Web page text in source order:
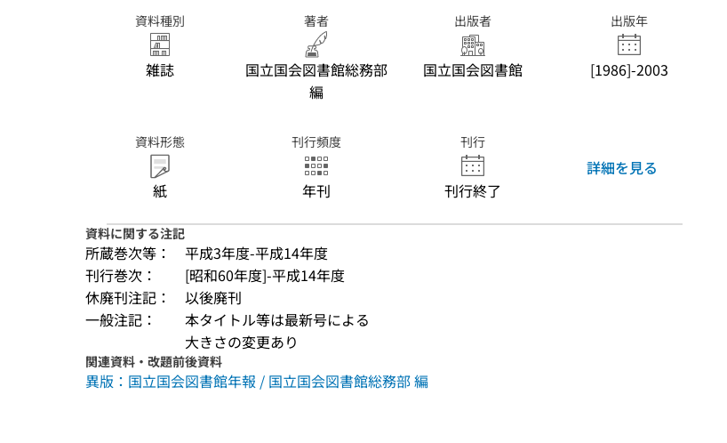
資料種別
雑誌
著者
国立国会図書館総務部
編
出版者
国立国会図書館
出版年
[1986]-2003
資料形態
紙
刊行頻度
年刊
刊行
刊行終了
詳細を見る
資料に関する注記
所蔵巻次等：
平成3年度-平成14年度
刊行巻次：
[昭和60年度]-平成14年度
休廃刊注記：
以後廃刊
一般注記：
本タイトル等は最新号による
大きさの変更あり
関連資料・改題前後資料
異版：国立国会図書館年報 / 国立国会図書館総務部 編